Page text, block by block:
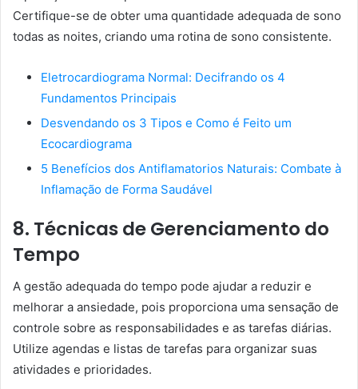
Certifique-se de obter uma quantidade adequada de sono
todas as noites, criando uma rotina de sono consistente.
Eletrocardiograma Normal: Decifrando os 4
Fundamentos Principais
Desvendando os 3 Tipos e Como é Feito um
Ecocardiograma
5 Benefícios dos Antiflamatorios Naturais: Combate à
Inflamação de Forma Saudável
8. Técnicas de Gerenciamento do
Tempo
A gestão adequada do tempo pode ajudar a reduzir e
melhorar a ansiedade, pois proporciona uma sensação de
controle sobre as responsabilidades e as tarefas diárias.
Utilize agendas e listas de tarefas para organizar suas
atividades e prioridades.